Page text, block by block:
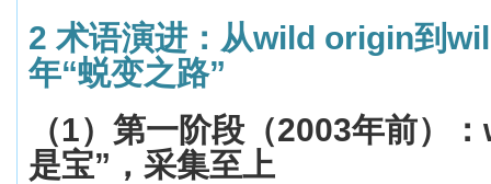
2 术语演进：从wild origin到
年“蜕变之路”
（1） 第一阶段（2003年前）：
是宝” ，采集至上